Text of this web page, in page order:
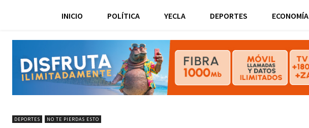
INICIO POLÍTICA YECLA DEPORTES ECONOMÍA
DEPORTES NO TE PIERDAS ESTO